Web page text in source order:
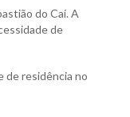
do Caí. A
de
de residência no